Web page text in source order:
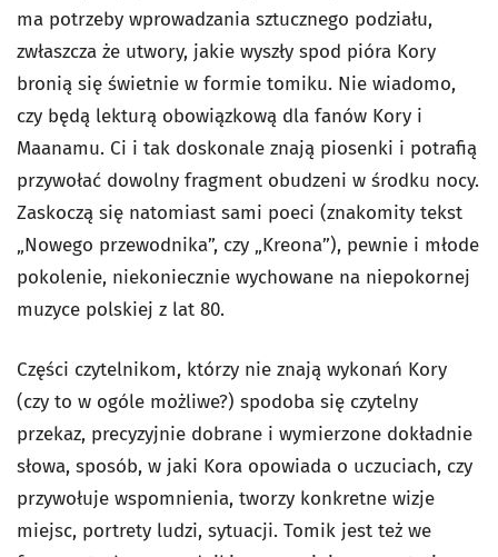
ma potrzeby wprowadzania sztucznego podziału,
zwłaszcza że utwory, jakie wyszły spod pióra Kory
bronią się świetnie w formie tomiku. Nie wiadomo,
czy będą lekturą obowiązkową dla fanów Kory i
Maanamu. Ci i tak doskonale znają piosenki i potrafią
przywołać dowolny fragment obudzeni w środku nocy.
Zaskoczą się natomiast sami poeci (znakomity tekst
„Nowego przewodnika”, czy „Kreona”), pewnie i młode
pokolenie, niekoniecznie wychowane na niepokornej
muzyce polskiej z lat 80.
Części czytelnikom, którzy nie znają wykonań Kory
(czy to w ogóle możliwe?) spodoba się czytelny
przekaz, precyzyjnie dobrane i wymierzone dokładnie
słowa, sposób, w jaki Kora opowiada o uczuciach, czy
przywołuje wspomnienia, tworzy konkretne wizje
miejsc, portrety ludzi, sytuacji. Tomik jest też we